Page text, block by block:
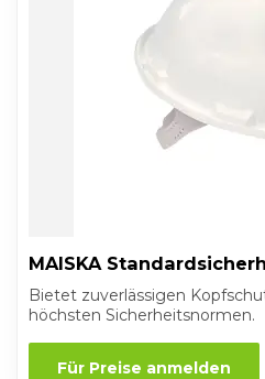
MAISKA
Bietet zuverlässigen
höchsten Sicherheitsnormen.
Für Preise anmelden